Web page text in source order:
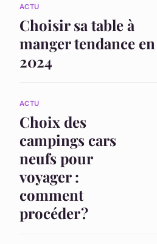
ACTU
Choisir sa table à
manger tendance en
2024
ACTU
Choix des
campings cars
neufs pour
voyager :
comment
procéder ?